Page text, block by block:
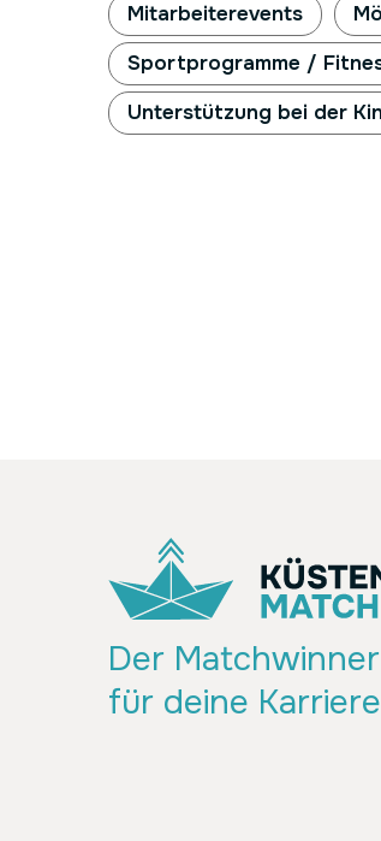
Mitarbeiterevents
Sportprogramme /
Unterstützung bei der
Der Matchwinner
für deine Karriere